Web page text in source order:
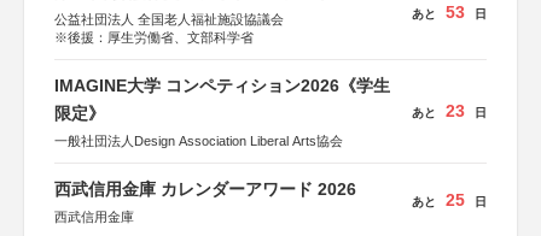
公益社団法人 全国老人福祉施設協議会
※後援：厚生労働省、文部科学省
あと 53 日
IMAGINE大学 コンペティション2026《学生
限定》
一般社団法人Design Association Liberal Arts協会
あと 23 日
西武信用金庫 カレンダーアワード 2026
西武信用金庫
あと 25 日